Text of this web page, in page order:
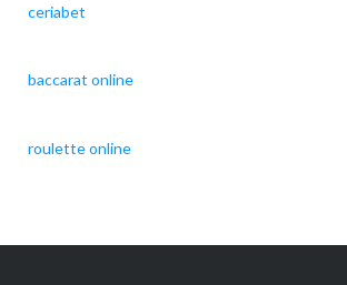
ceriabet
baccarat online
roulette online